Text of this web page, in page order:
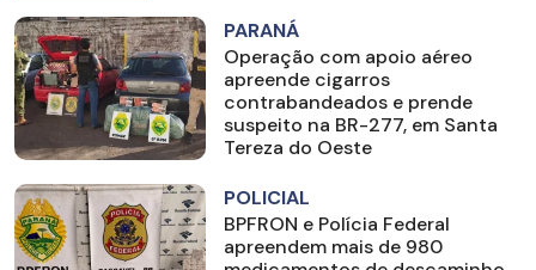
PARANÁ
Operação com apoio aéreo
apreende cigarros
contrabandeados e prende
suspeito na BR-277, em Santa
Tereza do Oeste
POLICIAL
BPFRON e Polícia Federal
apreendem mais de 980